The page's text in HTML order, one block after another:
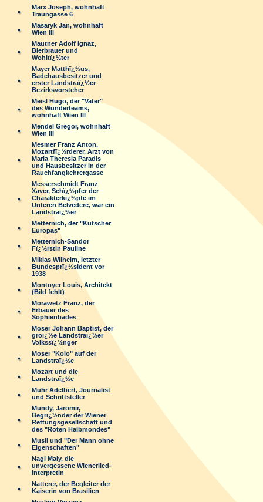
Marx Joseph, wohnhaft
Traungasse 6
Masaryk Jan, wohnhaft
Wien III
Mautner Adolf Ignaz,
Bierbrauer und
Wohltï¿½ter
Mayer Matthï¿½us,
Badehausbesitzer und
erster Landstraï¿½er
Bezirksvorsteher
Meisl Hugo, der "Vater"
des Wunderteams,
wohnhaft Wien III
Mendel Gregor, wohnhaft
Wien III
Mesmer Franz Anton,
Mozartfï¿½rderer, Arzt von
Maria Theresia Paradis
und Hausbesitzer in der
Rauchfangkehrergasse
Messerschmidt Franz
Xaver, Schï¿½pfer der
Charakterkï¿½pfe im
Unteren Belvedere, war ein
Landstraï¿½er
Metternich, der "Kutscher
Europas"
Metternich-Sandor
Fï¿½rstin Pauline
Miklas Wilhelm, letzter
Bundesprï¿½sident vor
1938
Montoyer Louis, Architekt
(Bild fehlt)
Morawetz Franz, der
Erbauer des
Sophienbades
Moser Johann Baptist, der
groï¿½e Landstraï¿½er
Volkssï¿½nger
Moser "Kolo" auf der
Landstraï¿½e
Mozart und die
Landstraï¿½e
Muhr Adelbert, Journalist
und Schriftsteller
Mundy, Jaromir,
Begrï¿½nder der Wiener
Rettungsgesellschaft und
des "Roten Halbmondes"
Musil und "Der Mann ohne
Eigenschaften"
Nagl Maly, die
unvergessene Wienerlied-
Interpretin
Natterer, der Begleiter der
Kaiserin von Brasilien